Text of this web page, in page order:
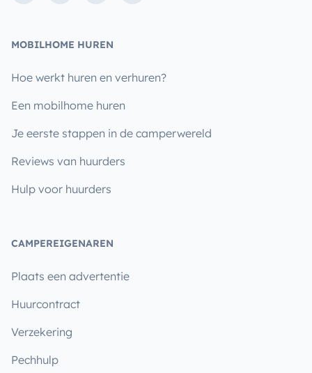
MOBILHOME HUREN
Hoe werkt huren en verhuren?
Een mobilhome huren
Je eerste stappen in de camperwereld
Reviews van huurders
Hulp voor huurders
CAMPEREIGENAREN
Plaats een advertentie
Huurcontract
Verzekering
Pechhulp